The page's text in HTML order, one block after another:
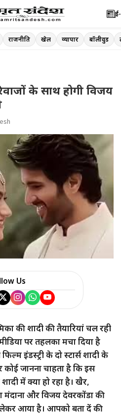
राजनीति खेल व्यापार बॉलीवुड
के साथ होगी विजय
Us
की शादी की तैयारियां चल रही
पर तहलका मचा दिया है
इंडस्ट्री के दो स्टार्स शादी के
जानना चाहता है कि इस
शादी में क्या हो रहा है। खैर,
और विजय देवरकोंडा की
आया है। आपको बता दें की